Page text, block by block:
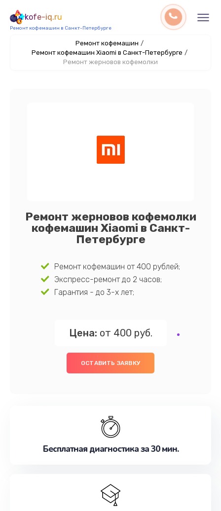
kofe-iq.ru
Ремонт кофемашин в Санкт-Петербурге
Ремонт кофемашин /
Ремонт кофемашин Xiaomi в Санкт-Петербурге /
Ремонт жерновов кофемолки
Ремонт жерновов кофемолки
кофемашин Xiaomi в Санкт-
Петербурге
Ремонт кофемашин от 400 рублей;
Экспресс-ремонт до 2 часов;
Гарантия - до 3-х лет;
Цена: от 400 руб.
ОСТАВИТЬ ЗАЯВКУ
Бесплатная диагностика за 30 мин.